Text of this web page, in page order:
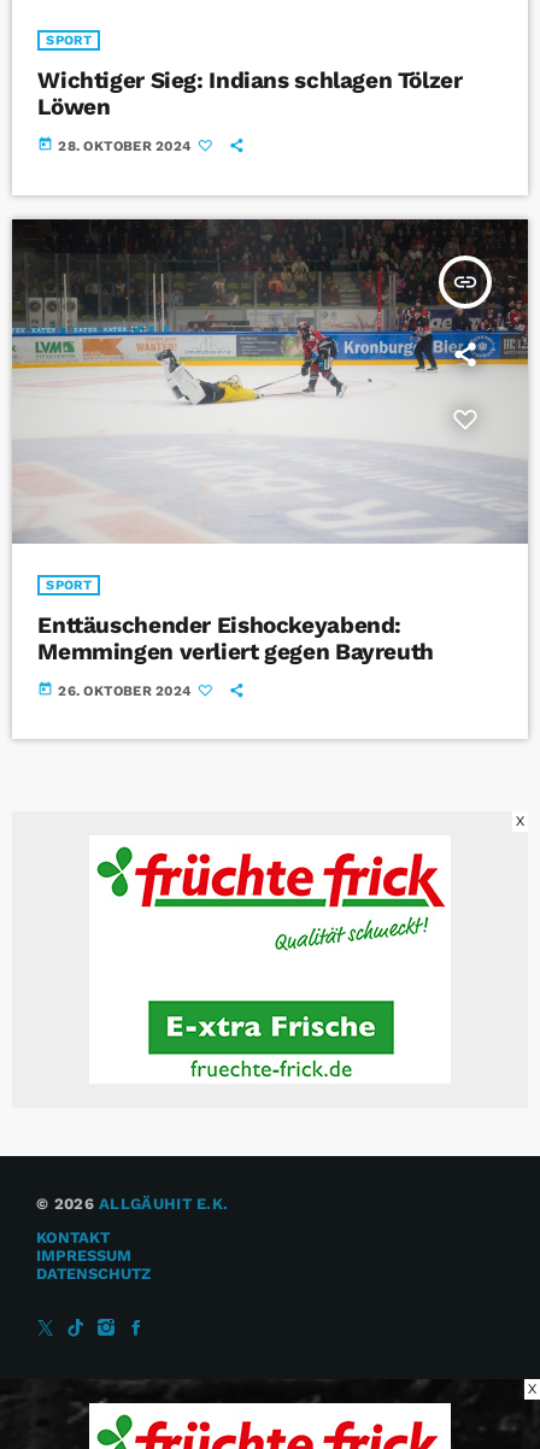
SPORT
Wichtiger Sieg: Indians schlagen Tölzer
Löwen
today 28. OKTOBER 2024
insert_link
SPORT
Enttäuschender Eishockeyabend:
Memmingen verliert gegen Bayreuth
today 26. OKTOBER 2024
X
© 2026ALLGÄUHIT E.K.
KONTAKT
IMPRESSUM
DATENSCHUTZ
X